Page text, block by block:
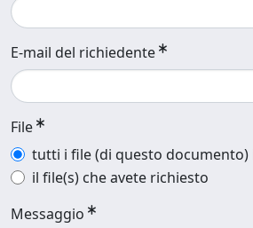
E-mail del richiedente
File
tutti i file (di questo
il file(s) che avete richiesto
Messaggio